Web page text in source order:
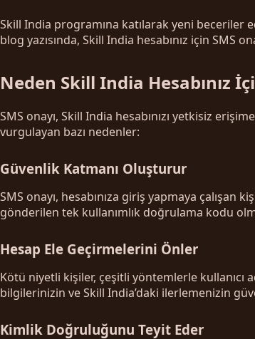
Skill India programına katılarak yeni beceriler
blog yazısında, Skill India hesabınız için
Neden Skill India Hesabınız
SMS onayı, Skill India hesabınızı yetkisiz
vurgulayan bazı nedenler:
Güvenlik Katmanı Oluşturur
SMS onayı, hesabınıza giriş yapmaya
gönderilen tek kullanımlık doğrulama kodu
Hesap Ele Geçirmelerini Önler
Kötü niyetli kişiler, çeşitli yöntemlerle kullanıcı
bilgilerinizin ve Skill India’daki ilerlemenizin
Kimlik Doğruluğunu Teyit Eder